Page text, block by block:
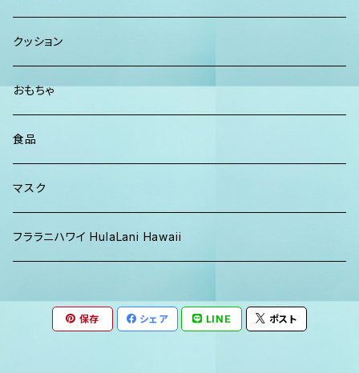
パンツ
パーカー、スウェット
TERRANOVA
クッション
おもちゃ
食品
マスク
フララニハワイ HulaLani Hawaii
保存 シェア LINE ポスト